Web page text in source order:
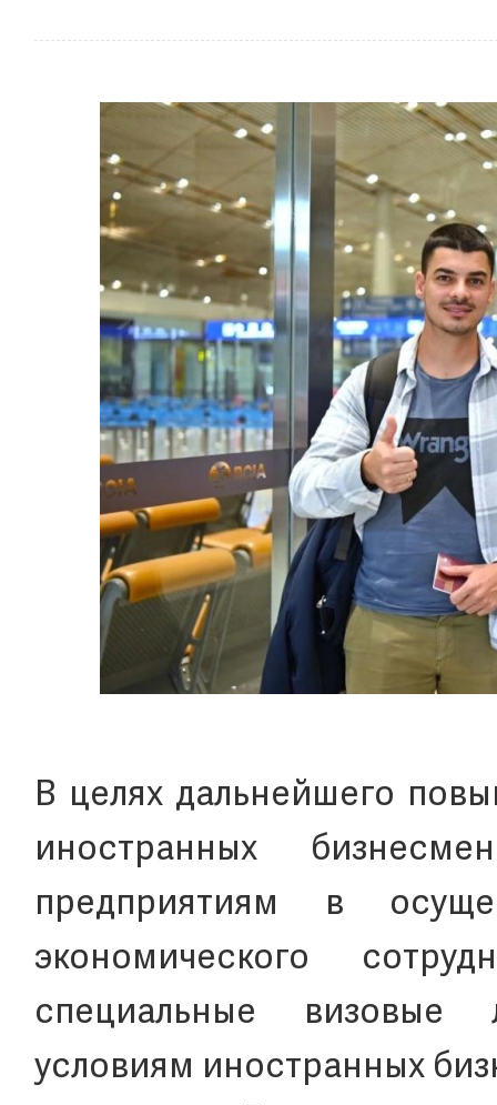
В целях дальнейшего
иностранных
предприятиям в
экономического
специальные визовые
условиям иностранных